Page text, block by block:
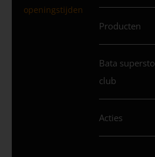
openingstijden
Producten
Bata
club
Acties